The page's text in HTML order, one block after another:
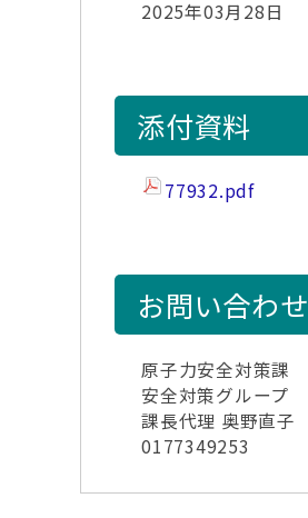
2025年03月28日
添付資料
77932.pdf
お問い合わせ
原子力安全対策課
安全対策グループ
課長代理 奥野直子
0177349253